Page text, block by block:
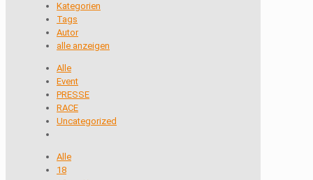
Kategorien
Tags
Autor
alle anzeigen
Alle
Event
PRESSE
RACE
Uncategorized
Alle
18